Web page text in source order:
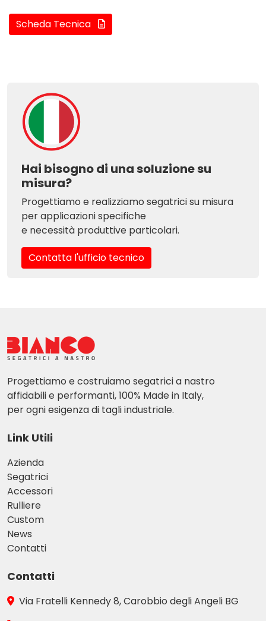
Scheda Tecnica
Hai bisogno di una soluzione su
misura?
Progettiamo e realizziamo segatrici su misura
per applicazioni specifiche
e necessità produttive particolari.
Contatta l'ufficio tecnico
Progettiamo e costruiamo segatrici a nastro
affidabili e performanti, 100% Made in Italy,
per ogni esigenza di tagli industriale.
Link Utili
Azienda
Segatrici
Accessori
Rulliere
Custom
News
Contatti
Contatti
Via Fratelli Kennedy 8, Carobbio degli Angeli BG